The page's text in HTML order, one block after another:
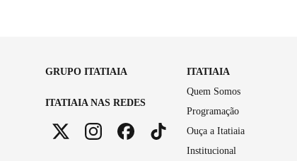
GRUPO ITATIAIA
ITATIAIA NAS REDES
ITATIAIA
Quem Somos
Programação
Ouça a Itatiaia
Institucional